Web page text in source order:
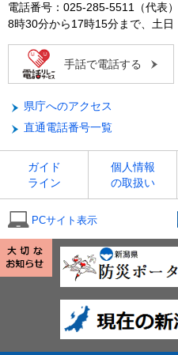
電話番号：025-285-5511（代表）
8時30分から17時15分まで、土日
手話で電話する
県庁へのアクセス
直通電話番号一覧
ガイド
ライン
個人情報
の取扱い
PCサイト表示